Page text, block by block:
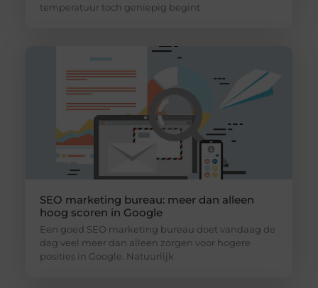
temperatuur toch geniepig begint
SEO marketing bureau: meer dan alleen
hoog scoren in Google
Een goed SEO marketing bureau doet vandaag de
dag veel meer dan alleen zorgen voor hogere
posities in Google. Natuurlijk